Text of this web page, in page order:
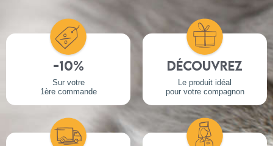
-10%
Sur votre
1ère commande
Découvrez
Le produit idéal
pour votre compagnon